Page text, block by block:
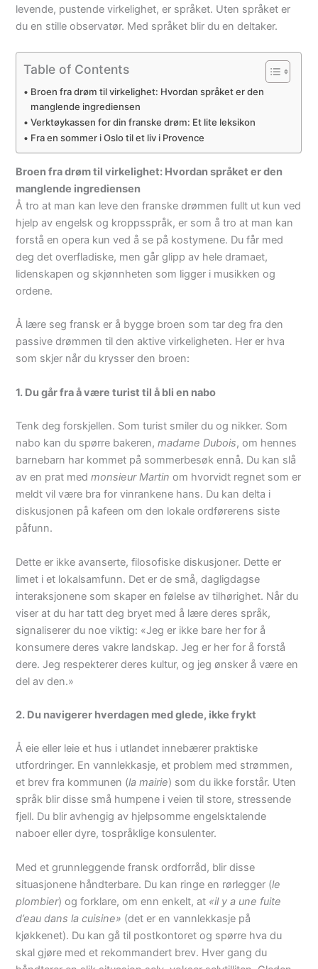
levende, pustende virkelighet, er språket. Uten språket er
du en stille observatør. Med språket blir du en deltaker.
Table of Contents
Broen fra drøm til virkelighet: Hvordan språket er den
manglende ingrediensen
Verktøykassen for din franske drøm: Et lite leksikon
Fra en sommer i Oslo til et liv i Provence
Broen fra drøm til virkelighet: Hvordan språket er den
manglende ingrediensen
Å tro at man kan leve den franske drømmen fullt ut kun ved
hjelp av engelsk og kroppsspråk, er som å tro at man kan
forstå en opera kun ved å se på kostymene. Du får med
deg det overfladiske, men går glipp av hele dramaet,
lidenskapen og skjønnheten som ligger i musikken og
ordene.
Å lære seg fransk er å bygge broen som tar deg fra den
passive drømmen til den aktive virkeligheten. Her er hva
som skjer når du krysser den broen:
1. Du går fra å være turist til å bli en nabo
Tenk deg forskjellen. Som turist smiler du og nikker. Som
nabo kan du spørre bakeren,madame Dubois, om hennes
barnebarn har kommet på sommerbesøk ennå. Du kan slå
av en prat medmonsieur Martin om hvorvidt regnet som er
meldt vil være bra for vinrankene hans. Du kan delta i
diskusjonen på kafeen om den lokale ordførerens siste
påfunn.
Dette er ikke avanserte, filosofiske diskusjoner. Dette er
limet i et lokalsamfunn. Det er de små, dagligdagse
interaksjonene som skaper en følelse av tilhørighet. Når du
viser at du har tatt deg bryet med å lære deres språk,
signaliserer du noe viktig: «Jeg er ikke bare her for å
konsumere deres vakre landskap. Jeg er her for å forstå
dere. Jeg respekterer deres kultur, og jeg ønsker å være en
del av den.»
2. Du navigerer hverdagen med glede, ikke frykt
Å eie eller leie et hus i utlandet innebærer praktiske
utfordringer. En vannlekkasje, et problem med strømmen,
et brev fra kommunen (la mairie) som du ikke forstår. Uten
språk blir disse små humpene i veien til store, stressende
fjell. Du blir avhengig av hjelpsomme engelsktalende
naboer eller dyre, tospråklige konsulenter.
Med et grunnleggende fransk ordforråd, blir disse
situasjonene håndterbare. Du kan ringe en rørlegger (le
plombier) og forklare, om enn enkelt, at «il y a une fuite
d’eau dans la cuisine» (det er en vannlekkasje på
kjøkkenet). Du kan gå til postkontoret og spørre hva du
skal gjøre med et rekommandert brev. Hver gang du